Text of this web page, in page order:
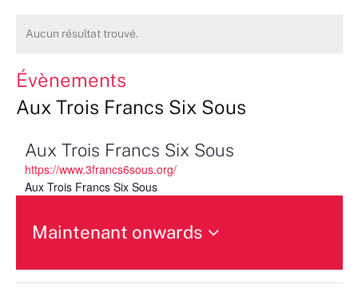
Aucun résultat trouvé.
Évènements
Aux Trois Francs Six Sous
Aux Trois Francs Six Sous
https://www.3francs6sous.org/
Aux Trois Francs Six Sous
Maintenant onwards
une
date.